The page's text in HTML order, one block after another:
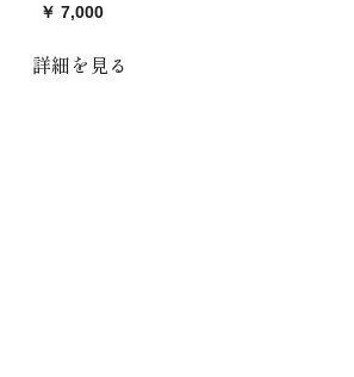
￥ 7,000
詳細を見る